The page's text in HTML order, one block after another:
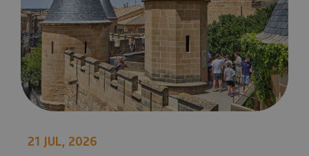
21 JUL, 2026